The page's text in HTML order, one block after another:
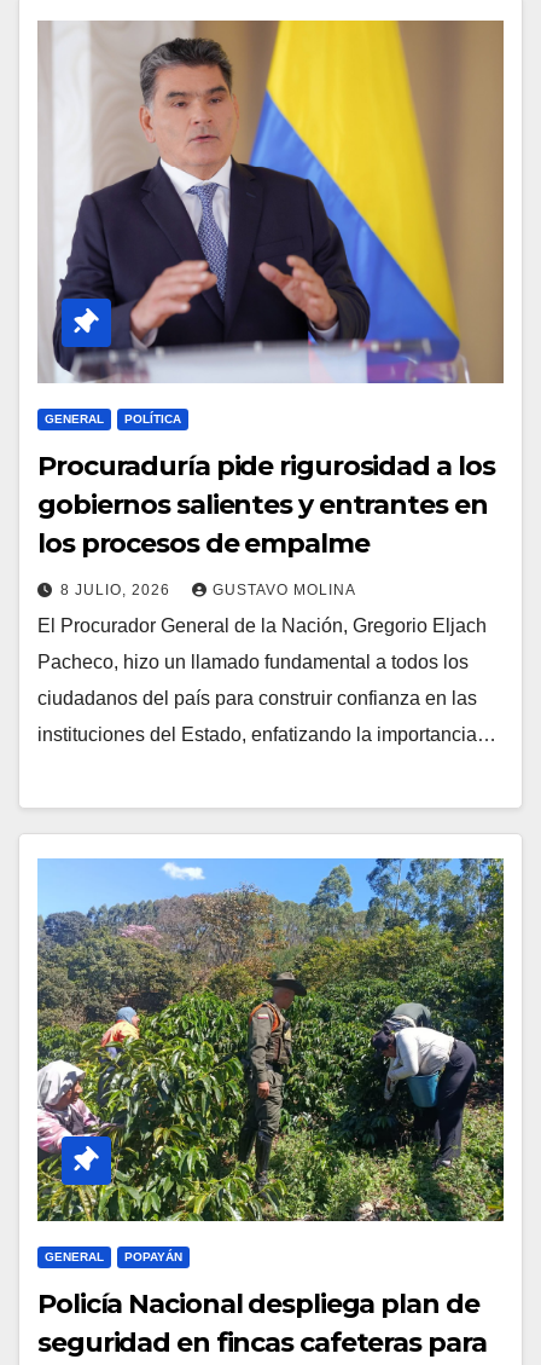
GENERAL POLÍTICA
Procuraduría pide rigurosidad a los
gobiernos salientes y entrantes en
los procesos de empalme
8 JULIO, 2026 GUSTAVO MOLINA
El Procurador General de la Nación, Gregorio Eljach
Pacheco, hizo un llamado fundamental a todos los
ciudadanos del país para construir confianza en las
instituciones del Estado, enfatizando la importancia…
GENERAL POPAYÁN
Policía Nacional despliega plan de
seguridad en fincas cafeteras para